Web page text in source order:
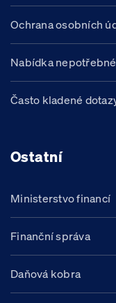
Ochrana osobních
Nabídka
Často kladené
Ostatní
Ministerstvo financí
Finanční správa
Daňová kobra